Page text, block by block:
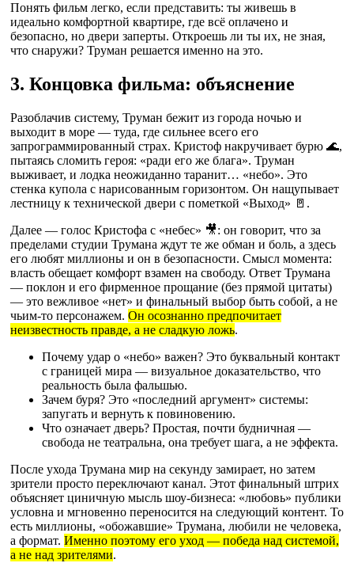
Понять фильм легко, если представить: ты живешь в
идеально комфортной квартире, где всё оплачено и
безопасно, но двери заперты. Откроешь ли ты их, не зная,
что снаружи? Труман решается именно на это.
3. Концовка фильма: объяснение
Разоблачив систему, Труман бежит из города ночью и
выходит в море — туда, где сильнее всего его
запрограммированный страх. Кристоф накручивает бурю 🌊,
пытаясь сломить героя: «ради его же блага». Труман
выживает, и лодка неожиданно таранит… «небо». Это
стенка купола с нарисованным горизонтом. Он нащупывает
лестницу к технической двери с пометкой «Выход» 🚪.
Далее — голос Кристофа с «небес» 🎥: он говорит, что за
пределами студии Трумана ждут те же обман и боль, а здесь
его любят миллионы и он в безопасности. Смысл момента:
власть обещает комфорт взамен на свободу. Ответ Трумана
— поклон и его фирменное прощание (без прямой цитаты)
— это вежливое «нет» и финальный выбор быть собой, а не
чьим-то персонажем. Он осознанно предпочитает
неизвестность правде, а не сладкую ложь.
Почему удар о «небо» важен? Это буквальный контакт
с границей мира — визуальное доказательство, что
реальность была фальшью.
Зачем буря? Это «последний аргумент» системы:
запугать и вернуть к повиновению.
Что означает дверь? Простая, почти будничная —
свобода не театральна, она требует шага, а не эффекта.
После ухода Трумана мир на секунду замирает, но затем
зрители просто переключают канал. Этот финальный штрих
объясняет циничную мысль шоу-бизнеса: «любовь» публики
условна и мгновенно переносится на следующий контент. То
есть миллионы, «обожавшие» Трумана, любили не человека,
а формат. Именно поэтому его уход — победа над системой,
а не над зрителями.